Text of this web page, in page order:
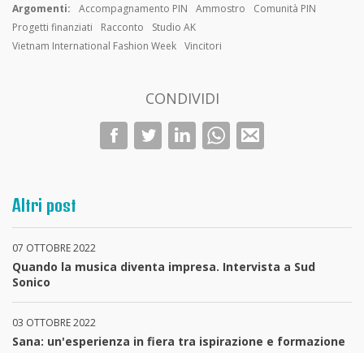
Argomenti: Accompagnamento PIN Ammostro
Comunità PIN
Progetti finanziati
Racconto
Studio AK
Vietnam International Fashion Week Vincitori
CONDIVIDI
Altri post
07 OTTOBRE 2022
Quando la musica diventa impresa. Intervista a Sud
Sonico
03 OTTOBRE 2022
Sana: un'esperienza in fiera tra ispirazione e formazione